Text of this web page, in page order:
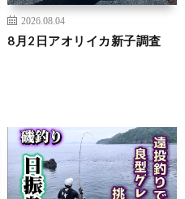
2026.08.04
8月2日アオリイカ新子調査